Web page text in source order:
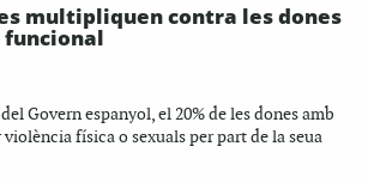
multipliquen contra les dones
Govern espanyol, el 20% de les dones amb
física o sexuals per part de la seua